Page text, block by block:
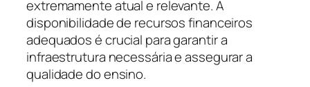
extremamente atual e relevante. A
disponibilidade de recursos financeiros
adequados é crucial para garantir a
infraestrutura necessária e assegurar a
qualidade do ensino.